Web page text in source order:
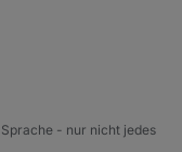
- nur nicht jedes